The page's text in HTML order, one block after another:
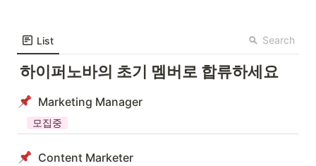
List Search
하이퍼노바의 초기 멤버로 합류하세요
Marketing Manager
모집중
Content Marketer